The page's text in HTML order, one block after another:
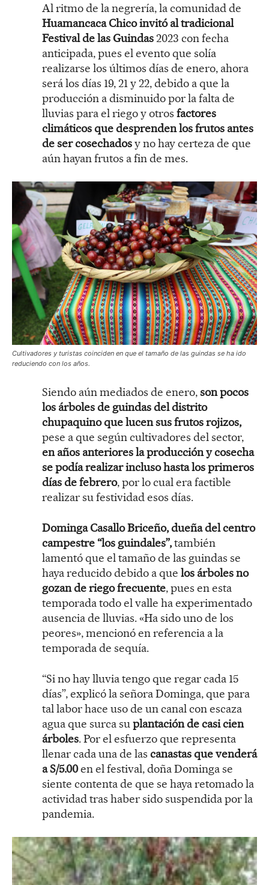
Al ritmo de la negrería, la comunidad de
Huamancaca Chico invitó al tradicional
Festival de las Guindas2023 con fecha
anticipada, pues el evento que solía
realizarse los últimos días de enero, ahora
será los días 19, 21 y 22, debido a que la
producción a disminuido por la falta de
lluvias para el riego y otros factores
climáticos que desprenden los frutos antes
de ser cosechadosy no hay certeza de que
aún hayan frutos a fin de mes.
Cultivadores y turistas coinciden en que el tamaño de las guindas se ha ido
reduciendo con los años.
Siendo aún mediados de enero,son pocos
los árboles de guindas del distrito
chupaquino que lucen sus frutos rojizos,
pese a que según cultivadores del sector,
en años anteriores la producción y cosecha
se podía realizar incluso hasta los primeros
días de febrero, por lo cual era factible
realizar su festividad esos días.
Dominga Casallo Briceño, dueña del centro
campestre “los guindales”,también
lamentó que el tamaño de las guindas se
haya reducido debido a que los árboles no
gozan de riego frecuente, pues en esta
temporada todo el valle ha experimentado
ausencia de lluvias. «Ha sido uno de los
peores», mencionó en referencia a la
temporada de sequía.
“Si no hay lluvia tengo que regar cada 15
días”, explicó la señora Dominga, que para
tal labor hace uso de un canal con escaza
agua que surca suplantación de casi cien
árboles. Por el esfuerzo que representa
llenar cada una de las canastas que venderá
a S/5.00en el festival, doña Dominga se
siente contenta de que se haya retomado la
actividad tras haber sido suspendida por la
pandemia.